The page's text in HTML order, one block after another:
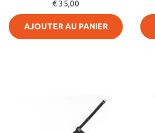
€ 35,00
AJOUTER AU PANIER